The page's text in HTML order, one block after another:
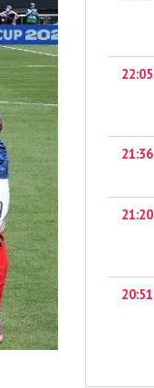
22:05
21:36
21:20
20:51